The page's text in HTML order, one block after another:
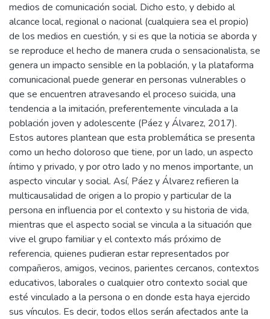
medios de comunicación social. Dicho esto, y debido al
alcance local, regional o nacional (cualquiera sea el propio)
de los medios en cuestión, y si es que la noticia se aborda y
se reproduce el hecho de manera cruda o sensacionalista, se
genera un impacto sensible en la población, y la plataforma
comunicacional puede generar en personas vulnerables o
que se encuentren atravesando el proceso suicida, una
tendencia a la imitación, preferentemente vinculada a la
población joven y adolescente (Páez y Álvarez, 2017).
Estos autores plantean que esta problemática se presenta
como un hecho doloroso que tiene, por un lado, un aspecto
íntimo y privado, y por otro lado y no menos importante, un
aspecto vincular y social. Así, Páez y Álvarez refieren la
multicausalidad de origen a lo propio y particular de la
persona en influencia por el contexto y su historia de vida,
mientras que el aspecto social se vincula a la situación que
vive el grupo familiar y el contexto más próximo de
referencia, quienes pudieran estar representados por
compañeros, amigos, vecinos, parientes cercanos, contextos
educativos, laborales o cualquier otro contexto social que
esté vinculado a la persona o en donde esta haya ejercido
sus vínculos. Es decir, todos ellos serán afectados ante la